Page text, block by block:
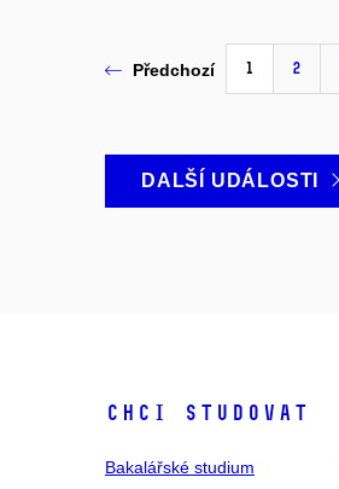
Předchozí 1 2
DALŠÍ UDÁLOSTI
Chci studovat
Bakalářské studium